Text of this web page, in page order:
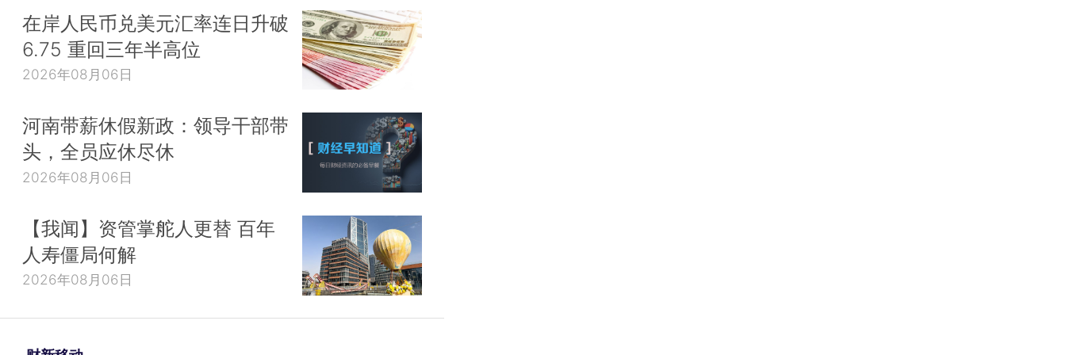
在岸人民币兑美元汇率连日升破
6.75 重回三年半高位
2026年08月06日
河南带薪休假新政：领导干部带
头，全员应休尽休
2026年08月06日
【我闻】资管掌舵人更替 百年
人寿僵局何解
2026年08月06日